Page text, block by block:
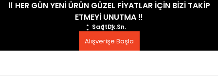
​‼️​ HER GÜN YENİ ÜRÜN GÜZEL FİYATLAR İÇİN BİZİ TAKİP
ETMEYİ UNUTMA ​‼️​
SaatDk.Sn.
Alışverişe Başla